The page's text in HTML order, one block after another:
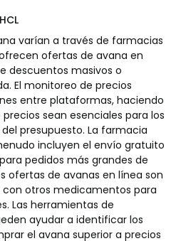
varían a través de farmacias
ofertas de avana en
descuentos masivos o
El monitoreo de precios
entre plataformas, haciendo
sean esenciales para los
presupuesto. La farmacia
incluyen el envío gratuito
pedidos más grandes de
ofertas de avanas en línea son
otros medicamentos para
Las herramientas de
ayudar a identificar los
el avana superior a precios